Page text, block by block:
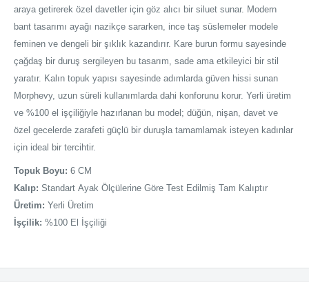
araya getirerek özel davetler için göz alıcı bir siluet sunar. Modern
bant tasarımı ayağı nazikçe sararken, ince taş süslemeler modele
feminen ve dengeli bir şıklık kazandırır. Kare burun formu sayesinde
çağdaş bir duruş sergileyen bu tasarım, sade ama etkileyici bir stil
yaratır. Kalın topuk yapısı sayesinde adımlarda güven hissi sunan
Morphevy, uzun süreli kullanımlarda dahi konforunu korur. Yerli üretim
ve %100 el işçiliğiyle hazırlanan bu model; düğün, nişan, davet ve
özel gecelerde zarafeti güçlü bir duruşla tamamlamak isteyen kadınlar
için ideal bir tercihtir.
Topuk Boyu: 6 CM
Kalıp: Standart Ayak Ölçülerine Göre Test Edilmiş Tam Kalıptır
Üretim: Yerli Üretim
İşçilik: %100 El İşçiliği